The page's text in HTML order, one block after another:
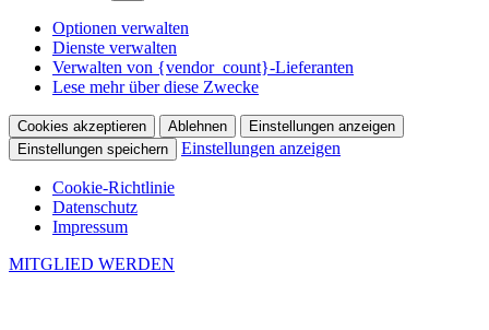
Optionen verwalten
Dienste verwalten
Verwalten von {vendor_count}-Lieferanten
Lese mehr über diese Zwecke
Cookies akzeptieren Ablehnen
Einstellungen anzeigen
Einstellungen speichern
Einstellungen anzeigen
Cookie-Richtlinie
Datenschutz
Impressum
MITGLIED WERDEN